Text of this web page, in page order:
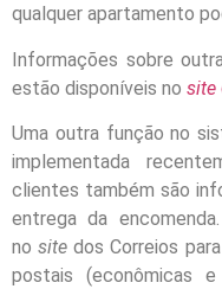
qualquer apartamento
Informações sobre
estão disponíveis no site
Uma outra função no
implementada
clientes também são
entrega da
nosite dos Correios
postais (econômicas